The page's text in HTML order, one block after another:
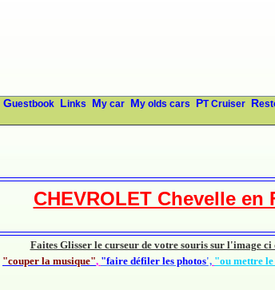
Guestbook Links My car My olds cars PT Cruiser
CHEVROLET Chevelle en
Faites Glisser le curseur de votre souris sur l'image ci
"couper la musique", "faire défiler les photos', "ou mettre